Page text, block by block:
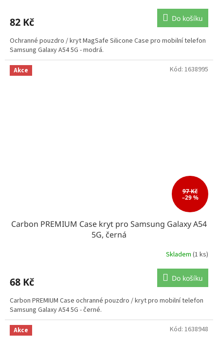
82 Kč Do košíku
Ochranné pouzdro / kryt MagSafe Silicone Case pro mobilní telefon
Samsung Galaxy A54 5G - modrá.
Akce
97 Kč
–29 %
Carbon PREMIUM Case kryt pro Samsung Galaxy A54
5G, černá
Skladem (1 ks)
68 Kč Do košíku
Carbon PREMIUM Case ochranné pouzdro / kryt pro mobilní telefon
Samsung Galaxy A54 5G - černé.
Kód: 1638995
Akce Kód: 1638948